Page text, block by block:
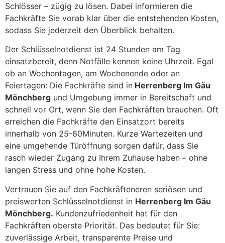
Schlösser – zügig zu lösen. Dabei informieren die
Fachkräfte Sie vorab klar über die entstehenden Kosten,
sodass Sie jederzeit den Überblick behalten.
Der Schlüsselnotdienst ist 24 Stunden am Tag
einsatzbereit, denn Notfälle kennen keine Uhrzeit. Egal
ob an Wochentagen, am Wochenende oder an
Feiertagen: Die Fachkräfte sind in Herrenberg Im Gäu
Mönchberg und Umgebung immer in Bereitschaft und
schnell vor Ort, wenn Sie den Fachkräften brauchen. Oft
erreichen die Fachkräfte den Einsatzort bereits
innerhalb von 25-60Minuten. Kurze Wartezeiten und
eine umgehende Türöffnung sorgen dafür, dass Sie
rasch wieder Zugang zu Ihrem Zuhause haben – ohne
langen Stress und ohne hohe Kosten.
Vertrauen Sie auf den Fachkräfteneren seriösen und
preiswerten Schlüsselnotdienst in Herrenberg Im Gäu
Mönchberg. Kundenzufriedenheit hat für den
Fachkräften oberste Priorität. Das bedeutet für Sie:
zuverlässige Arbeit, transparente Preise und